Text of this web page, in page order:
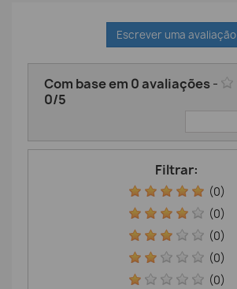
Escrever uma avaliação
Com base em 0avaliações-
0/5
Filtrar:
(0)
(0)
(0)
(0)
(0)